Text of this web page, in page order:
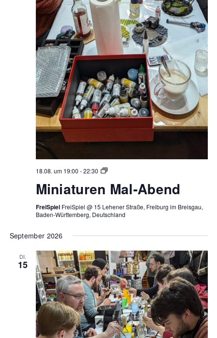
18.08. um 19:00 -22:30
Miniaturen
Abend
Miniaturen Mal-Abend
FreiSpiel FreiSpiel @ 15 Lehener Straße, Freiburg im Breisgau,
Baden-Württemberg, Deutschland
September 2026
DI.
15